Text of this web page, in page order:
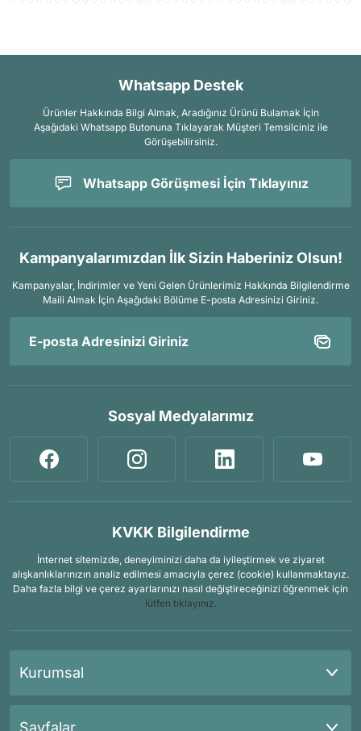
Whatsapp Destek
Ürünler Hakkında Bilgi Almak, Aradığınız Ürünü Bulamak İçin
Aşağıdaki Whatsapp Butonuna Tıklayarak Müşteri Temsilciniz ile
Görüşebilirsiniz.
Whatsapp Görüşmesi İçin Tıklayınız
Kampanyalarımızdan İlk Sizin Haberiniz Olsun!
Kampanyalar, İndirimler ve Yeni Gelen Ürünlerimiz Hakkında Bilgilendirme
Maili Almak İçin Aşağıdaki Bölüme E-posta Adresinizi Giriniz.
Sosyal Medyalarımız
KVKK Bilgilendirme
İnternet sitemizde, deneyiminizi daha da iyileştirmek ve ziyaret
alışkanlıklarınızın analiz edilmesi amacıyla çerez (cookie) kullanmaktayız.
Daha fazla bilgi ve çerez ayarlarınızı nasıl değiştireceğinizi öğrenmek için
lütfen tıklayınız.
Kurumsal